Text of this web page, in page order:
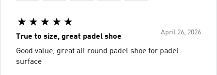
April 26, 2026
True to size, great padel shoe
Good value, great all round padel shoe for padel
surface